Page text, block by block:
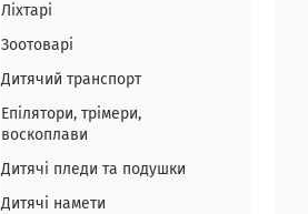
Ліхтарі
Зоотоварі
Дитячий транспорт
Епілятори, трімери,
воскоплави
Дитячі пледи та подушки
Дитячі намети